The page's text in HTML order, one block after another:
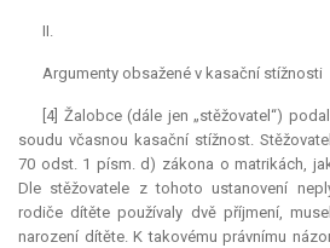
II.
Argumenty obsažené v kasační stížnosti
[4] Žalobce (dále jen „stěžovatel“)
soudu včasnou kasační stížnost.
70 odst. 1 písm. d) zákona o matrikách,
Dle stěžovatele z tohoto ustanovení
rodiče dítěte používaly dvě příjmení,
narození dítěte. K takovému právnímu